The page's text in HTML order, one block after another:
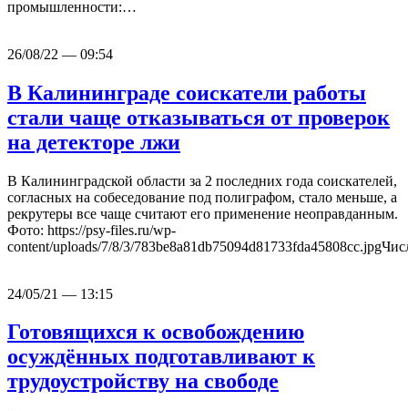
промышленности:…
26/08/22 — 09:54
В Калининграде соискатели работы
стали чаще отказываться от проверок
на детекторе лжи
В Калининградской области за 2 последних года соискателей,
согласных на собеседование под полиграфом, стало меньше, а
рекрутеры все чаще считают его применение неоправданным.
Фото: https://psy-files.ru/wp-
content/uploads/7/8/3/
24/05/21 — 13:15
Готовящихся к освобождению
осуждённых подготавливают к
трудоустройству на свободе